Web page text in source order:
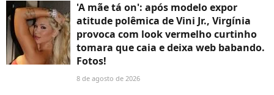
'A mãe tá on': após modelo expor
atitude polêmica de Vini Jr., Virgínia
provoca com look vermelho curtinho
tomara que caia e deixa web babando.
Fotos!
8 de agosto de 2026